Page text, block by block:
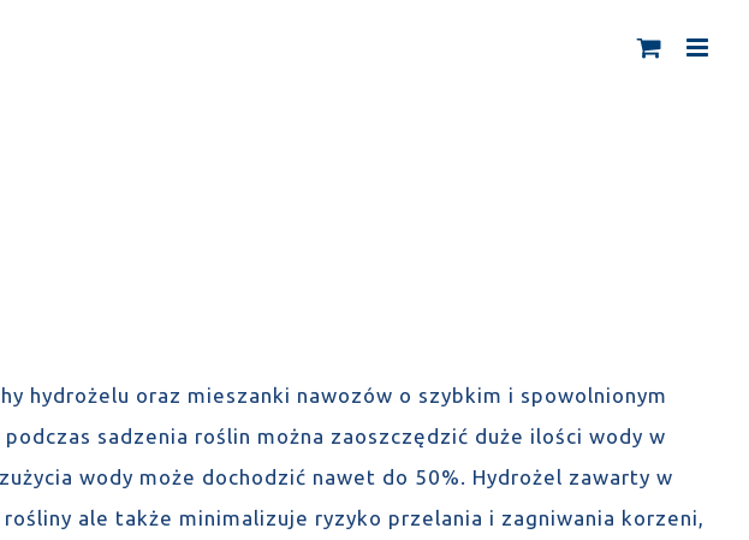
hydrożelu oraz mieszanki nawozów o szybkim i spowolnionym
sadzenia roślin można zaoszczędzić duże ilości wody w
wody może dochodzić nawet do 50%. Hydrożel zawarty w
ale także minimalizuje ryzyko przelania i zagniwania korzeni,